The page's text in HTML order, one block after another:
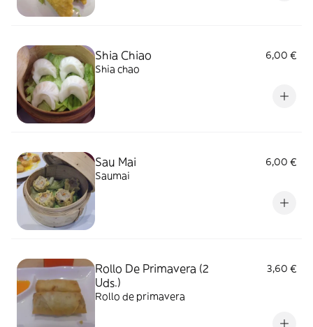
Shia Chiao
6,00 €
Shia chao
Sau Mai
6,00 €
Saumai
Rollo De Primavera (2
Uds.)
3,60 €
Rollo de primavera